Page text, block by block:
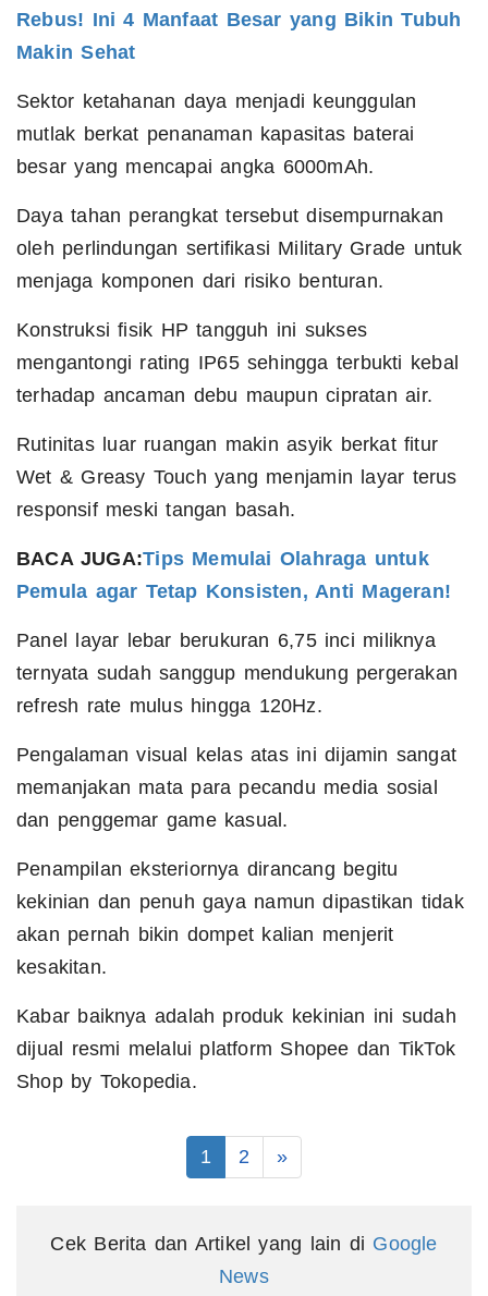
Rebus! Ini 4 Manfaat Besar yang Bikin Tubuh
Makin Sehat
Sektor ketahanan daya menjadi keunggulan
mutlak berkat penanaman kapasitas baterai
besar yang mencapai angka 6000mAh.
Daya tahan perangkat tersebut disempurnakan
oleh perlindungan sertifikasi Military Grade untuk
menjaga komponen dari risiko benturan.
Konstruksi fisik HP tangguh ini sukses
mengantongi rating IP65 sehingga terbukti kebal
terhadap ancaman debu maupun cipratan air.
Rutinitas luar ruangan makin asyik berkat fitur
Wet & Greasy Touch yang menjamin layar terus
responsif meski tangan basah.
BACA JUGA:Tips Memulai Olahraga untuk
Pemula agar Tetap Konsisten, Anti Mageran!
Panel layar lebar berukuran 6,75 inci miliknya
ternyata sudah sanggup mendukung pergerakan
refresh rate mulus hingga 120Hz.
Pengalaman visual kelas atas ini dijamin sangat
memanjakan mata para pecandu media sosial
dan penggemar game kasual.
Penampilan eksteriornya dirancang begitu
kekinian dan penuh gaya namun dipastikan tidak
akan pernah bikin dompet kalian menjerit
kesakitan.
Kabar baiknya adalah produk kekinian ini sudah
dijual resmi melalui platform Shopee dan TikTok
Shop by Tokopedia.
1 2 »
Cek Berita dan Artikel yang lain di Google
News